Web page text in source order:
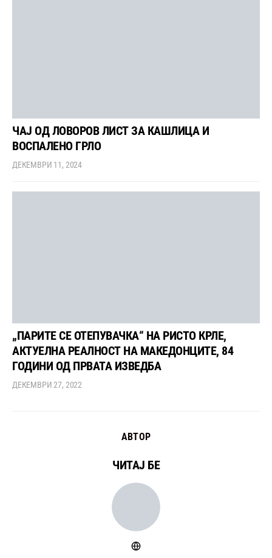
ЧАЈ ОД ЛОВОРОВ ЛИСТ ЗА КАШЛИЦА И
ВОСПАЛЕНО ГРЛО
ДЕКЕМВРИ 11, 2024
„ПАРИТЕ СЕ ОТЕПУВАЧКА“ НА РИСТО КРЛЕ,
АКТУЕЛНА РЕАЛНОСТ НА МАКЕДОНЦИТЕ, 84
ГОДИНИ ОД ПРВАТА ИЗВЕДБА
ДЕКЕМВРИ 27, 2022
АВТОР
ЧИТАЈ БЕ